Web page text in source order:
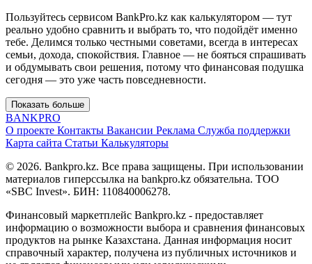
Пользуйтесь сервисом BankPro.kz как калькулятором — тут
реально удобно сравнить и выбрать то, что подойдёт именно
тебе. Делимся только честными советами, всегда в интересах
семьи, дохода, спокойствия. Главное — не бояться спрашивать
и обдумывать свои решения, потому что финансовая подушка
сегодня — это уже часть повседневности.
Показать больше
BANKPRO
О проекте Контакты Вакансии Реклама Служба поддержки
Карта сайта Статьи Калькуляторы
© 2026. Bankpro.kz. Все права защищены. При использовании
материалов гиперссылка на bankpro.kz обязательна. ТОО
«SBC Invest». БИН: 110840006278.
Финансовый маркетплейс Bankpro.kz - предоставляет
информацию о возможности выбора и сравнения финансовых
продуктов на рынке Казахстана. Данная информация носит
справочный характер, получена из публичных источников и